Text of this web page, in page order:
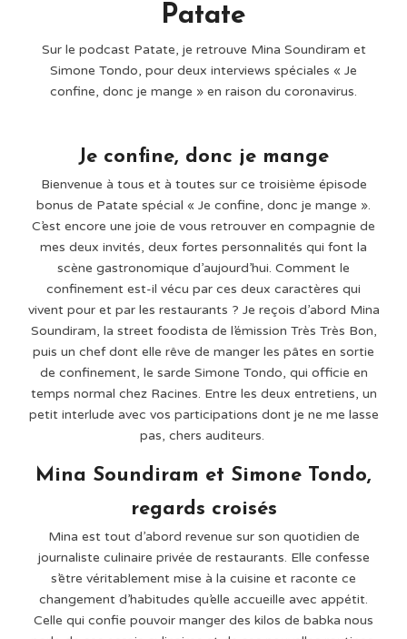
Patate
Sur le podcast Patate, je retrouve Mina Soundiram et
Simone Tondo, pour deux interviews spéciales « Je
confine, donc je mange » en raison du coronavirus.
Je confine, donc je mange
Bienvenue à tous et à toutes sur ce troisième épisode
bonus de Patate spécial « Je confine, donc je mange ».
C’est encore une joie de vous retrouver en compagnie de
mes deux invités, deux fortes personnalités qui font la
scène gastronomique d’aujourd’hui. Comment le
confinement est-il vécu par ces deux caractères qui
vivent pour et par les restaurants ? Je reçois d’abord Mina
Soundiram, la street foodista de l’émission Très Très Bon,
puis un chef dont elle rêve de manger les pâtes en sortie
de confinement, le sarde Simone Tondo, qui officie en
temps normal chez Racines. Entre les deux entretiens, un
petit interlude avec vos participations dont je ne me lasse
pas, chers auditeurs.
Mina Soundiram et Simone Tondo,
regards croisés
Mina est tout d’abord revenue sur son quotidien de
journaliste culinaire privée de restaurants. Elle confesse
s’être véritablement mise à la cuisine et raconte ce
changement d’habitudes qu’elle accueille avec appétit.
Celle qui confie pouvoir manger des kilos de babka nous